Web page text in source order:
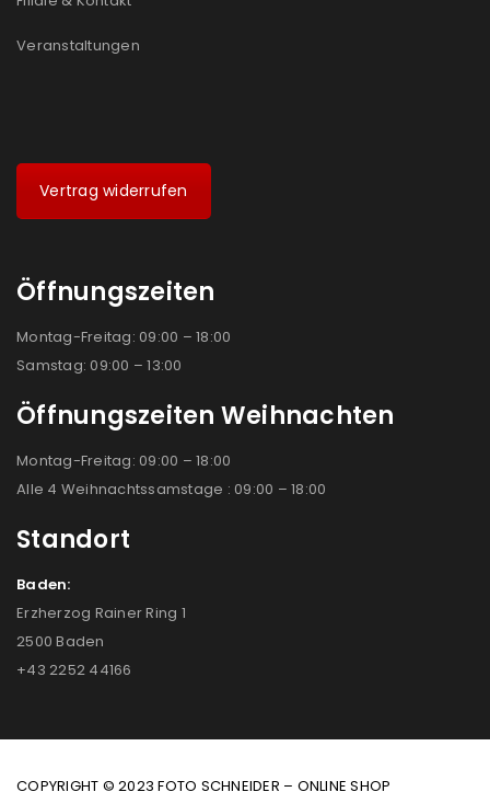
Veranstaltungen
Vertrag widerrufen
Öffnungszeiten
Montag-Freitag: 09:00 – 18:00
Samstag: 09:00 – 13:00
Öffnungszeiten Weihnachten
Montag-Freitag: 09:00 – 18:00
Alle 4 Weihnachtssamstage : 09:00 – 18:00
Standort
Baden:
Erzherzog Rainer Ring 1
2500 Baden
+43 2252 44166
COPYRIGHT © 2023 FOTO SCHNEIDER – ONLINE SHOP